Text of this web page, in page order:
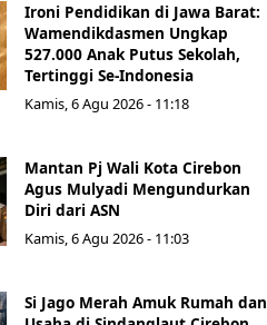
Ironi Pendidikan di Jawa Barat:
Wamendikdasmen Ungkap
527.000 Anak Putus Sekolah,
Tertinggi Se-Indonesia
Kamis, 6 Agu 2026 - 11:18
Mantan Pj Wali Kota Cirebon
Agus Mulyadi Mengundurkan
Diri dari ASN
Kamis, 6 Agu 2026 - 11:03
Si Jago Merah Amuk Rumah dan